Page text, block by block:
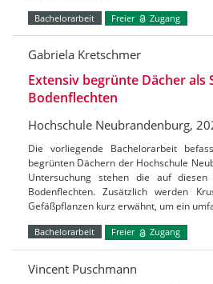
Bachelorarbeit Freier Zugang
Gabriela Kretschmer
Extensiv begrünte Dächer
Bodenflechten
Hochschule Neubrandenburg,
Die vorliegende Bachelorarbeit
begrünten Dächern der Hochschule
Untersuchung stehen die auf diesen
Bodenflechten. Zusätzlich werden
Gefäßpflanzen kurz erwähnt, um ein
Bachelorarbeit Freier Zugang
Vincent Puschmann